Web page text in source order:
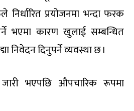
प्रयोजनमा भन्दा फरक
भएमा कारण खुलाई सम्बन्धित
निवेदन दिनुपर्ने व्यवस्था छ ।
जारी भएपछि औपचारिक रूपमा